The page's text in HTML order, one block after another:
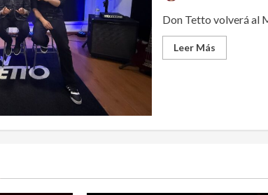
Don Tetto volverá al
Leer MásRead
more